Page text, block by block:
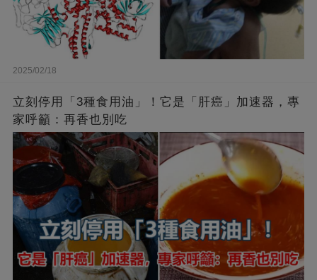
2025/02/18
立刻停用「3種食用油」！它是「肝癌」加速器，專
家呼籲：再香也別吃